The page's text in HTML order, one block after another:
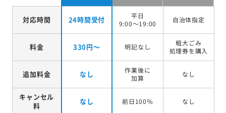
対応時間 24時間受付
平日
9:00～19:00
自治体指定
料金 330円～ 明記なし
粗大ごみ
処理券を購入
追加料金 なし
作業後に
加算
なし
キャンセル
料
なし 前日100％ なし